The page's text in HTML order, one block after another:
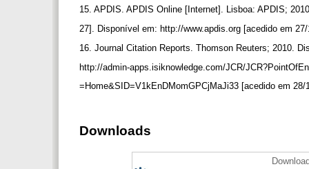
15. APDIS. APDIS Online [Internet]. Lisboa: APDIS;
27]. Disponível em: http://www.apdis.org [acedido em
16. Journal Citation Reports. Thomson Reuters; 2010.
http://admin-apps.isiknowledge.com/JCR/
=Home&SID=V1kEnDMomGPCjMaJi33 [acedido em
Downloads